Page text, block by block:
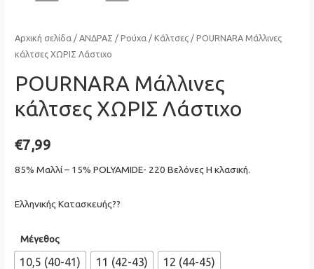
Αρχική σελίδα / ΑΝΔΡΑΣ /Ρούχα /Κάλτσες / POURNARA Μάλλινες
κάλτσες ΧΩΡΙΣ Λάστιχο
POURNARA Μάλλινες
κάλτσες ΧΩΡΙΣ Λάστιχο
€7,99
85% Μαλλί – 15% POLYAMIDE- 220 Βελόνες Η κλασική.
Ελληνικής Κατασκευής??
Μέγεθος
10,5 (40-41) 11 (42-43) 12 (44-45)